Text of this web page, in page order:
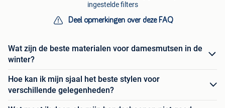
ingestelde filters
Deel opmerkingen over deze FAQ
Wat zijn de beste materialen voor damesmutsen in de
winter?
Hoe kan ik mijn sjaal het beste stylen voor
verschillende gelegenheden?